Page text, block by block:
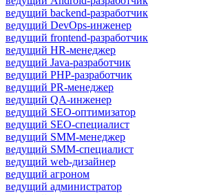
ведущий backend-разработчик
ведущий DevOps-инженер
ведущий frontend-разработчик
ведущий HR-менеджер
ведущий Java-разработчик
ведущий PHP-разработчик
ведущий PR-менеджер
ведущий QA-инженер
ведущий SEO-оптимизатор
ведущий SEO-специалист
ведущий SMM-менеджер
ведущий SMM-специалист
ведущий web-дизайнер
ведущий агроном
ведущий администратор